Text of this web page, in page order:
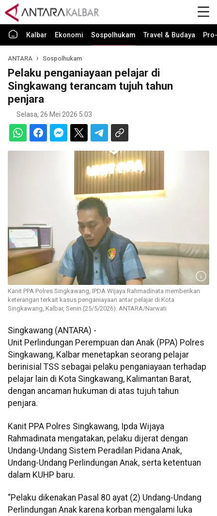
Kalbar Ekonomi Sospolhukam Travel & Budaya
ANTARA Sospolhukam
Pelaku penganiayaan pelajar di
Singkawang terancam tujuh tahun
penjara
Selasa, 26 Mei 2026 5:03
Kanit PPA Polres Singkawang, IPDA Wijaya Rahmadinata memberikan
keterangan terkait kasus penganiayaan antar pelajar di Kota
Singkawang, Kalbar, Senin (25/5/2026). ANTARA/Narwati
Singkawang (ANTARA) -
Unit Perlindungan Perempuan dan Anak (PPA) Polres
Singkawang, Kalbar menetapkan seorang pelajar
berinisial TSS sebagai pelaku penganiayaan terhadap
pelajar lain di Kota Singkawang, Kalimantan Barat,
dengan ancaman hukuman di atas tujuh tahun
penjara.
Kanit PPA Polres Singkawang, Ipda Wijaya
Rahmadinata mengatakan, pelaku dijerat dengan
Undang-Undang Sistem Peradilan Pidana Anak,
Undang-Undang Perlindungan Anak, serta ketentuan
dalam KUHP baru.
“Pelaku dikenakan Pasal 80 ayat (2) Undang-Undang
Perlindungan Anak karena korban mengalami luka